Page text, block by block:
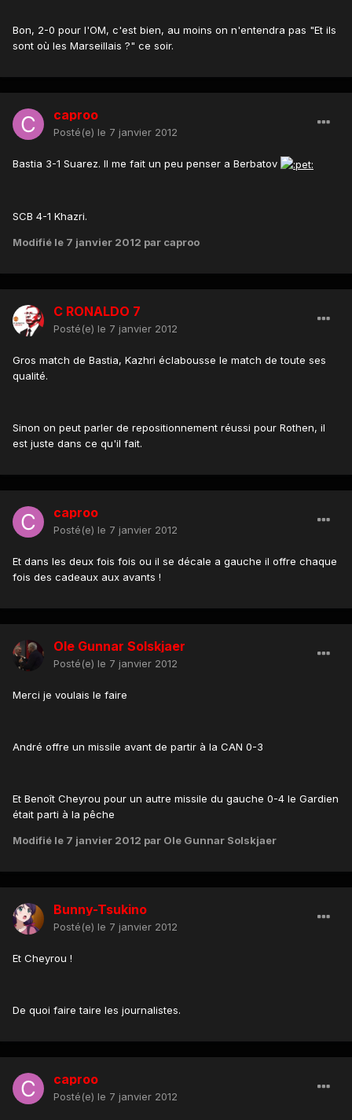
Bon, 2-0 pour l'OM, c'est bien, au moins on n'entendra pas "Et ils
sont où les Marseillais ?" ce soir.
caproo
Posté(e) le 7 janvier 2012
Bastia 3-1 Suarez. Il me fait un peu penser a Berbatov
SCB 4-1 Khazri.
Modifié le 7 janvier 2012 par caproo
C RONALDO 7
Posté(e) le 7 janvier 2012
Gros match de Bastia, Kazhri éclabousse le match de toute ses
qualité.
Sinon on peut parler de repositionnement réussi pour Rothen, il
est juste dans ce qu'il fait.
caproo
Posté(e) le 7 janvier 2012
Et dans les deux fois fois ou il se décale a gauche il offre chaque
fois des cadeaux aux avants !
Ole Gunnar Solskjaer
Posté(e) le 7 janvier 2012
Merci je voulais le faire
André offre un missile avant de partir à la CAN 0-3
Et Benoît Cheyrou pour un autre missile du gauche 0-4 le Gardien
était parti à la pêche
Modifié le 7 janvier 2012 par Ole Gunnar Solskjaer
Bunny-Tsukino
Posté(e) le 7 janvier 2012
Et Cheyrou !
De quoi faire taire les journalistes.
caproo
Posté(e) le 7 janvier 2012